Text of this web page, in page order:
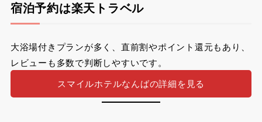
宿泊予約は楽天トラベル
大浴場付きプランが多く、直前割やポイント還元もあり、
レビューも多数で判断しやすいです。
スマイルホテルなんばの詳細を見る